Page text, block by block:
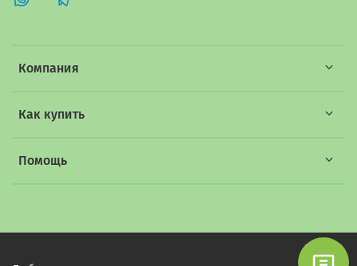
Компания
Как купить
Помощь